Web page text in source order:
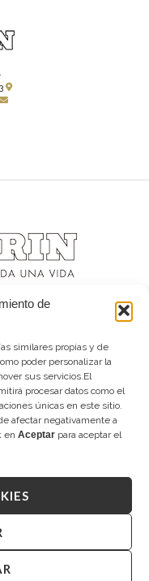
de
similares propias y de
poder personalizar la
sus servicios.El
procesar datos como el
únicas en este sitio.
afectar negativamente a
en Aceptar para aceptar el
1963
Joyeros
de privacidad
Solutions